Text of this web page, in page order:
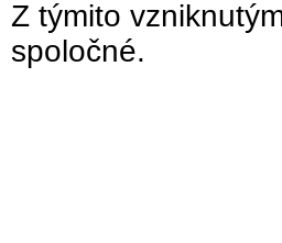
Z týmito
spoločné.